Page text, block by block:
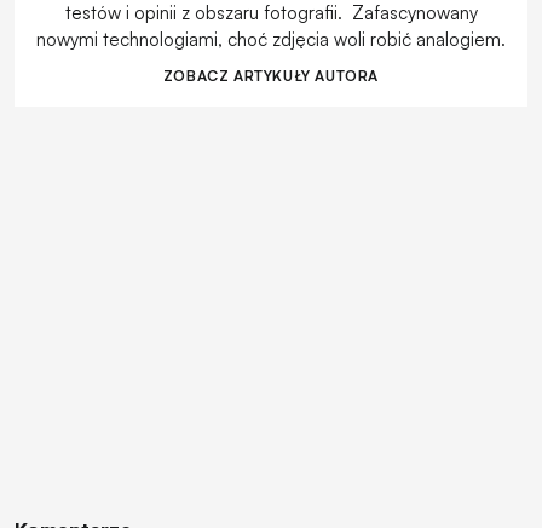
testów i opinii z obszaru fotografii. Zafascynowany
nowymi technologiami, choć zdjęcia woli robić analogiem.
ZOBACZ ARTYKUŁY AUTORA